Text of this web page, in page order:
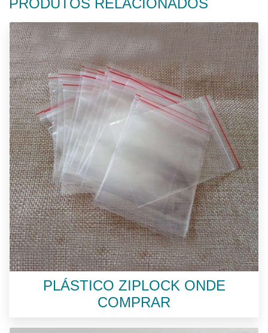
PLÁSTICO ZIPLOCK ONDE
COMPRAR